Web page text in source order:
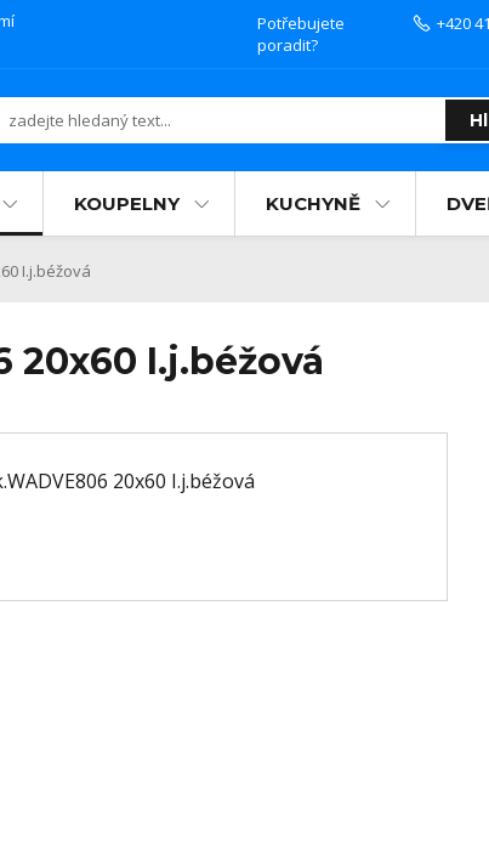
Potřebujete
poradit?
+420
KOUPELNY KUCHYNĚ
I.j.béžová
20x60 I.j.béžová